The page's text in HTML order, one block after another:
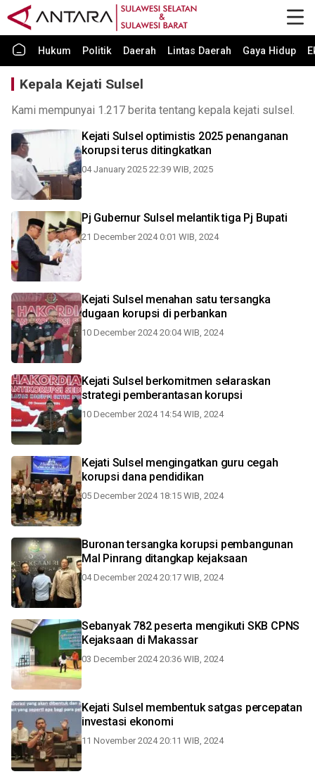
Hukum Politik Daerah Lintas Daerah Gaya Hidup
Kepala Kejati Sulsel
Kami mempunyai 1.217 berita tentang kepala kejati sulsel.
Kejati Sulsel optimistis 2025 penanganan
korupsi terus ditingkatkan
04 January 2025 22:39 WIB, 2025
Pj Gubernur Sulsel melantik tiga Pj Bupati
21 December 2024 0:01 WIB, 2024
Kejati Sulsel menahan satu tersangka
dugaan korupsi di perbankan
10 December 2024 20:04 WIB, 2024
Kejati Sulsel berkomitmen selaraskan
strategi pemberantasan korupsi
10 December 2024 14:54 WIB, 2024
Kejati Sulsel mengingatkan guru cegah
korupsi dana pendidikan
05 December 2024 18:15 WIB, 2024
Buronan tersangka korupsi pembangunan
Mal Pinrang ditangkap kejaksaan
04 December 2024 20:17 WIB, 2024
Sebanyak 782 peserta mengikuti SKB CPNS
Kejaksaan di Makassar
03 December 2024 20:36 WIB, 2024
Kejati Sulsel membentuk satgas percepatan
investasi ekonomi
11 November 2024 20:11 WIB, 2024